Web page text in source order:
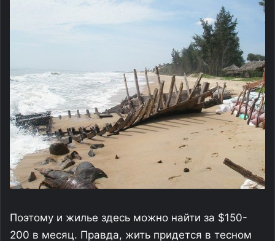
Поэтому и жилье здесь можно найти за $150-
200 в месяц. Правда, жить придется в тесном